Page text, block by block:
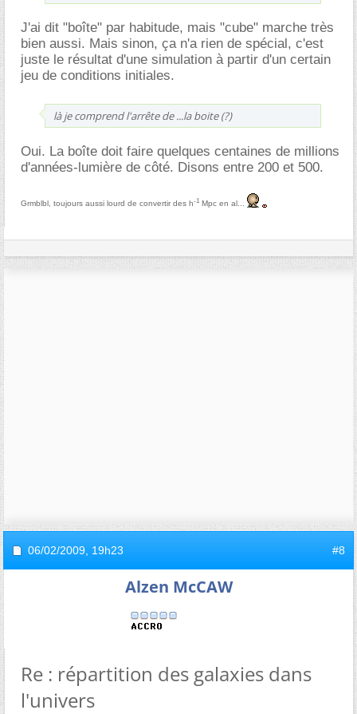
J'ai dit "boîte" par habitude, mais "cube" marche très
bien aussi. Mais sinon, ça n'a rien de spécial, c'est
juste le résultat d'une simulation à partir d'un certain
jeu de conditions initiales.
là je comprend l'arrête de ...la boite (?)
Oui. La boîte doit faire quelques centaines de millions
d'années-lumière de côté. Disons entre 200 et 500.
Grmblbl, toujours aussi lourd de convertir des h-1 Mpc en al...
06/02/2009, 19h23 #8
Alzen McCAW
Re : répartition des galaxies dans
l'univers